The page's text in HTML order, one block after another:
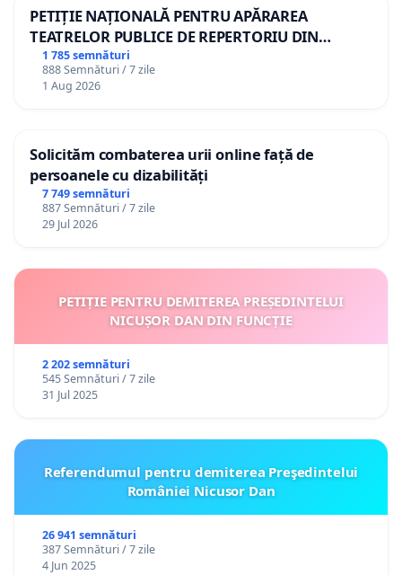
PETIȚIE NAȚIONALĂ PENTRU APĂRAREA
TEATRELOR PUBLICE DE REPERTORIU DIN
ROMÂNIA
1 785 semnături
888 Semnături / 7 zile
1 Aug 2026
Solicităm combaterea urii online față de
persoanele cu dizabilități
7 749 semnături
887 Semnături / 7 zile
29 Jul 2026
PETIȚIE PENTRU DEMITEREA PREȘEDINTELUI
NICUȘOR DAN DIN FUNCȚIE
2 202 semnături
545 Semnături / 7 zile
31 Jul 2025
Referendumul pentru demiterea Preşedintelui
României Nicusor Dan
26 941 semnături
387 Semnături / 7 zile
4 Jun 2025